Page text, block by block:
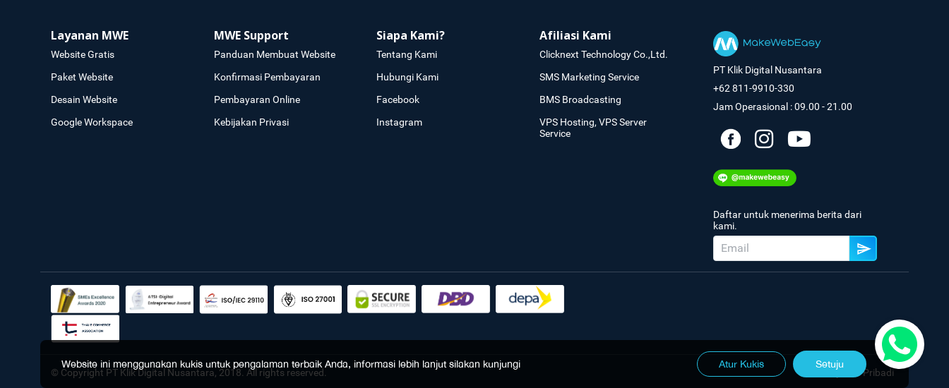
Layanan MWE
Website Gratis
Paket Website
Desain Website
Google Workspace
MWE Support
Panduan Membuat Website
Konfirmasi Pembayaran
Pembayaran Online
Kebijakan Privasi
Siapa Kami?
Tentang Kami
Hubungi Kami
Facebook
Instagram
Afiliasi Kami
Clicknext Technology Co.,Ltd.
SMS Marketing Service
BMS Broadcasting
VPS Hosting, VPS Server
Service
PT Klik Digital Nusantara
+62 811-9910-330
Jam Operasional : 09.00 - 21.00
Daftar untuk menerima berita dari
kami.
© Copyright PT Klik Digital Nusantara, 2018. All rights reserved. Kebijakan Pribadi
Website ini menggunakan kukis untuk pengalaman terbaik Anda, informasi lebih lanjut silakan kunjungi Atur Kukis Setuju